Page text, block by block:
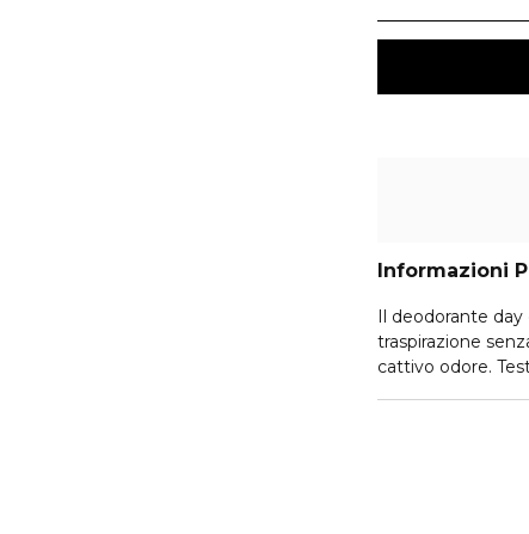
Informazioni
Il deodorante
traspirazione
cattivo odore.